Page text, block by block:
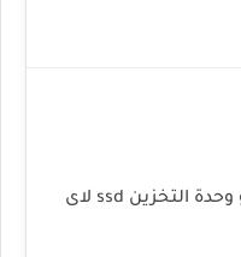
طريقة تقسيم الهارد ديسك او وحدة التخزين ssd لاى